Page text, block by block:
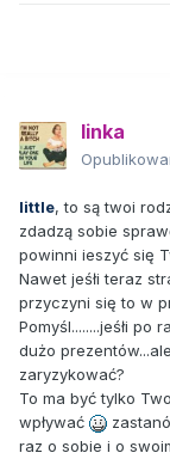
linka
little, to są twoi
zdadzą sobie
powinni ieszyć się
Nawet jeśłi teraz
przyczyni się to w
Pomyśl........jeśłi
dużo
zaryzykować?
To ma być tylko
wpływać
raz o sobie i o